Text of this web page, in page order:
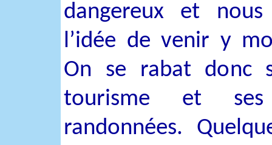
dangereux et nous
l’idée de venir y
On se rabat donc
tourisme et
randonnées.